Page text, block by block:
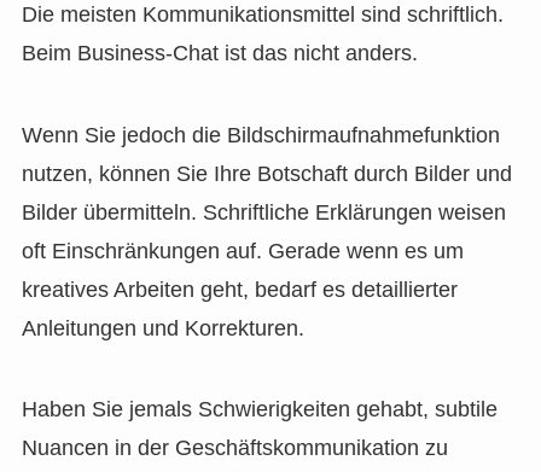
Die meisten Kommunikationsmittel sind schriftlich.
Beim Business-Chat ist das nicht anders.
Wenn Sie jedoch die Bildschirmaufnahmefunktion
nutzen, können Sie Ihre Botschaft durch Bilder und
Bilder übermitteln. Schriftliche Erklärungen weisen
oft Einschränkungen auf. Gerade wenn es um
kreatives Arbeiten geht, bedarf es detaillierter
Anleitungen und Korrekturen.
Haben Sie jemals Schwierigkeiten gehabt, subtile
Nuancen in der Geschäftskommunikation zu